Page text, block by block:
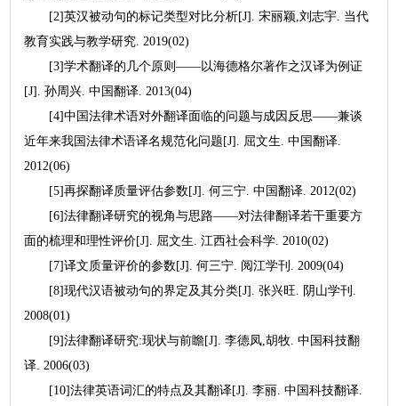
[2]英汉被动句的标记类型对比分析[J]. 宋丽颖,刘志宇. 当代
教育实践与教学研究. 2019(02)
[3]学术翻译的几个原则——以海德格尔著作之汉译为例证
[J]. 孙周兴. 中国翻译. 2013(04)
[4]中国法律术语对外翻译面临的问题与成因反思——兼谈
近年来我国法律术语译名规范化问题[J]. 屈文生. 中国翻译.
2012(06)
[5]再探翻译质量评估参数[J]. 何三宁. 中国翻译. 2012(02)
[6]法律翻译研究的视角与思路——对法律翻译若干重要方
面的梳理和理性评价[J]. 屈文生. 江西社会科学. 2010(02)
[7]译文质量评价的参数[J]. 何三宁. 阅江学刊. 2009(04)
[8]现代汉语被动句的界定及其分类[J]. 张兴旺. 阴山学刊.
2008(01)
[9]法律翻译研究:现状与前瞻[J]. 李德凤,胡牧. 中国科技翻
译. 2006(03)
[10]法律英语词汇的特点及其翻译[J]. 李丽. 中国科技翻译.